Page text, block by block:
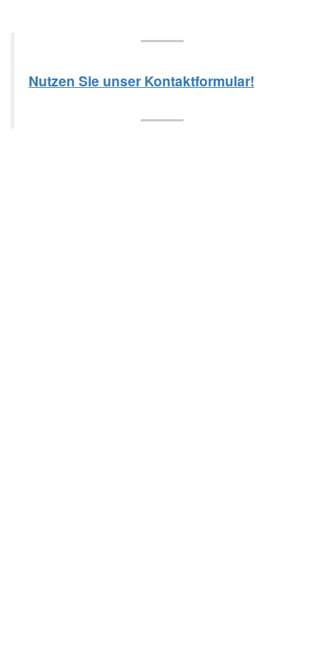
Nutzen Sie unser Kontaktformular!